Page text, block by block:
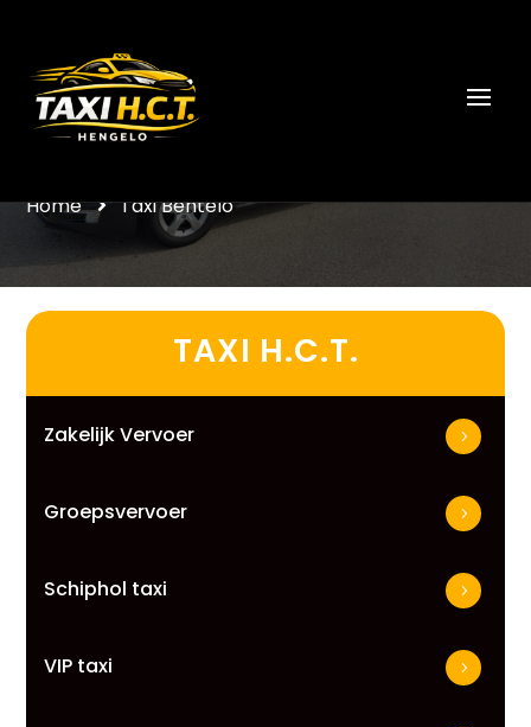
Taxi Bentelo
Home Taxi Bentelo
TAXI H.C.T.
Zakelijk Vervoer
Groepsvervoer
Schiphol taxi
VIP taxi